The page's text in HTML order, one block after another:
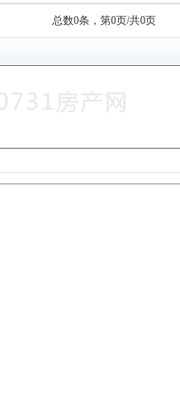
总数0条，第0页/共0页